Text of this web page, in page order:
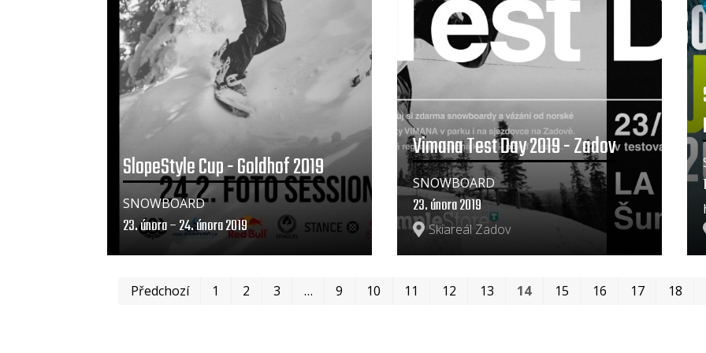
SlopeStyle Cup - Goldhof 2019
23. února – 24. února 2019
SNOWBOARD
Vimana Test Day 2019 - Zadov
Skiareál Zadov
23. února 2019
SNOWBOARD
Předchozí 1 2 3 … 9 10 11 12 13 14 15 16 17 18